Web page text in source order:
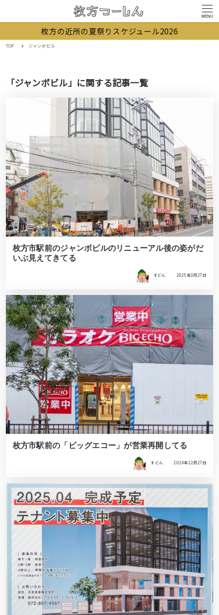
MENU
枚方の近所の夏祭りスケジュール2026
TOP ジャンボビル
「ジャンボビル」に関する記事一覧
枚方市駅前のジャンボビルのリニューアル後の姿がだ
いぶ見えてきてる
すどん 2025年3月27日
枚方市駅前の「ビッグエコー」が営業再開してる
すどん 2024年12月27日